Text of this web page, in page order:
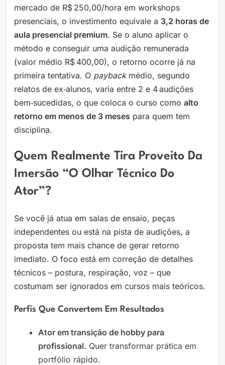
mercado de R$ 250,00/hora em workshops
presenciais, o investimento equivale a 3,2 horas de
aula presencial premium. Se o aluno aplicar o
método e conseguir uma audição remunerada
(valor médio R$ 400,00), o retorno ocorre já na
primeira tentativa. O paybackmédio, segundo
relatos de ex‑alunos, varia entre 2 e 4 audições
bem‑sucedidas, o que coloca o curso como alto
retorno em menos de 3 meses para quem tem
disciplina.
Quem Realmente Tira Proveito Da
Imersão “O Olhar Técnico Do
Ator”?
Se você já atua em salas de ensaio, peças
independentes ou está na pista de audições, a
proposta tem mais chance de gerar retorno
imediato. O foco está em correção de detalhes
técnicos – postura, respiração, voz – que
costumam ser ignorados em cursos mais teóricos.
Perfis Que Convertem Em Resultados
Ator em transição de hobby para
profissional. Quer transformar prática em
portfólio rápido.